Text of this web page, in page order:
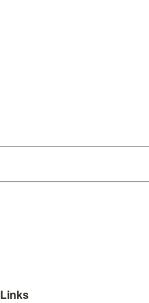
Links